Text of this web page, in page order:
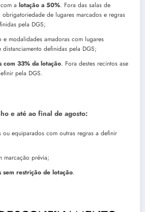
a lotação a 50%. Fora das salas de
obrigatoriedade de lugares marcados e regras
pela DGS;
e modalidades amadoras com lugares
distanciamento definidas pela DGS;
com 33% da lotação. Fora destes recintos ase
pela DGS.
e até ao final de agosto:
ou equiparados com outras regras a definir
marcação prévia;
sem restrição de lotação.